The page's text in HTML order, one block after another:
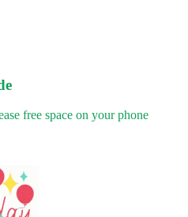
free space on your phone